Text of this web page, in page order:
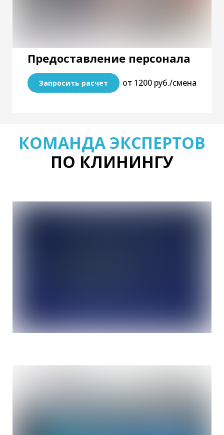
Предоставление персонала
Запросить расчет от 1200 руб./смена
КОМАНДА ЭКСПЕРТОВ
ПО КЛИНИНГУ